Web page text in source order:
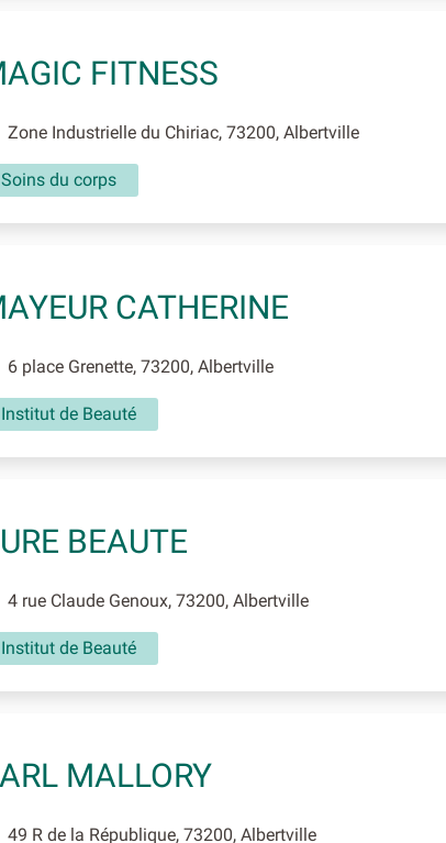
FITNESS
Zone Industrielle du Chiriac, 73200, Albertville
Soins du corps
CATHERINE
6 place Grenette, 73200, Albertville
Institut de Beauté
BEAUTE
4 rue Claude Genoux, 73200, Albertville
Institut de Beauté
MALLORY
49 R de la République, 73200, Albertville